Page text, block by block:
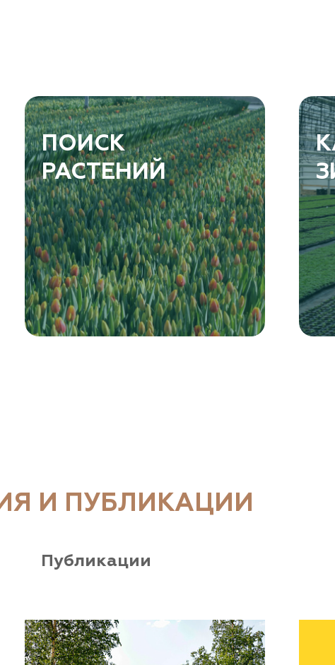
ПОИСК
РАСТЕНИЙ
И ПУБЛИКАЦИИ
Публикации